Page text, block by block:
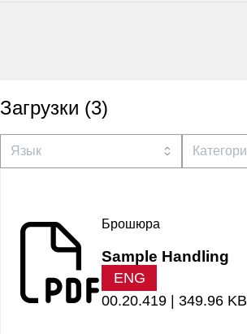
Загрузки (3)
Брошюра
Sample Handling
ENG
00.20.419 | 349.96 KB